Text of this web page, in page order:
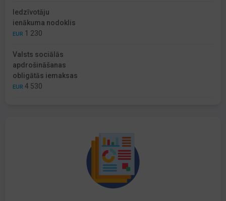
Iedzīvotāju
ienākuma nodoklis
EUR 1 230
Valsts sociālās
apdrošināšanas
obligātās iemaksas
EUR 4 530